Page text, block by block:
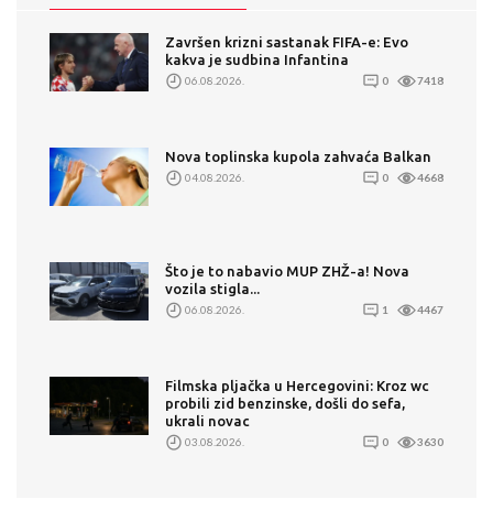
Završen krizni sastanak FIFA-e: Evo
kakva je sudbina Infantina
06.08.2026. 0 7418
Nova toplinska kupola zahvaća Balkan
04.08.2026. 0 4668
Što je to nabavio MUP ZHŽ-a! Nova
vozila stigla...
06.08.2026. 1 4467
Filmska pljačka u Hercegovini: Kroz wc
probili zid benzinske, došli do sefa,
ukrali novac
03.08.2026. 0 3630